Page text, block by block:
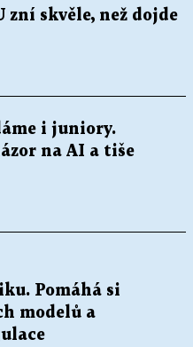
zní skvěle, než dojde
i juniory.
na AI a tiše
Pomáhá si
modelů a